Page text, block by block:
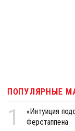
ПОПУЛЯРНЫЕ
1
«Интуиция
Ферстаппена